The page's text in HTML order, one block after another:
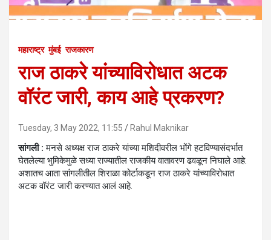
महाराष्ट्र मुंबई राजकारण
राज ठाकरे यांच्याविरोधात अटक
वॉरंट जारी, काय आहे प्रकरण?
Tuesday, 3 May 2022, 11:55 Rahul Maknikar
सांगली : मनसे अध्यक्ष राज ठाकरे यांच्या मशिदीवरील भोंगे हटविण्यासंदर्भात
घेतलेल्या भुमिकेमुळे सध्या राज्यातील राजकीय वातावरण ढवळून निघाले आहे.
अशातच आता सांगलीतील शिराळा कोर्टाकडून राज ठाकरे यांच्याविरोधात
अटक वॉरंट जारी करण्यात आलं आहे.